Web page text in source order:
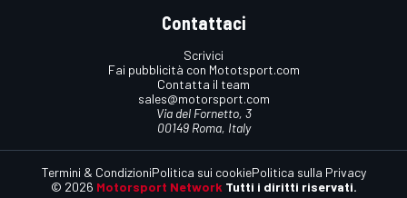
Contattaci
Scrivici
Fai pubblicità con Mototsport.com
Contatta il team
sales@motorsport.com
Via del Fornetto, 3
00149 Roma, Italy
© 2026 Motorsport Network Tutti i diritti riservati.
Termini & CondizioniPolitica sui cookiePolitica sulla Privacy